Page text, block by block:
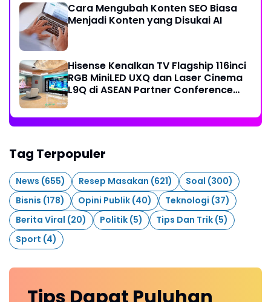
Cara Mengubah Konten SEO Biasa
Menjadi Konten yang Disukai AI
Hisense Kenalkan TV Flagship 116inci
RGB MiniLED UXQ dan Laser Cinema
L9Q di ASEAN Partner Conference
Tag Terpopuler
News (655) Resep Masakan (621) Soal (300)
Bisnis (178) Opini Publik (40) Teknologi (37)
Berita Viral (20) Politik (5) Tips Dan Trik (5)
Sport (4)
Tips Dapat Puluhan